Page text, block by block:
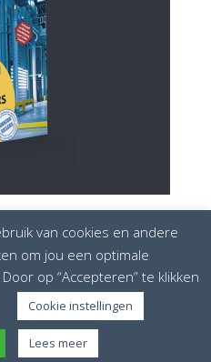
Cookiebeleid
vanEuropean Seller
van cookies en andere
om jou een optimale
op “Accepteren” te klikken
Cookie instellingen
Lees meer